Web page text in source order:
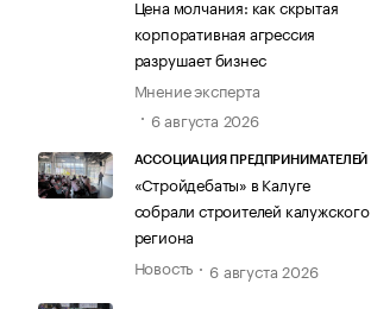
Цена молчания: как скрытая
корпоративная агрессия
разрушает бизнес
Мнение эксперта
6 августа 2026
АССОЦИАЦИЯ ПРЕДПРИНИМАТЕЛЕЙ
«Стройдебаты» в Калуге
собрали строителей калужского
региона
Новость
6 августа 2026